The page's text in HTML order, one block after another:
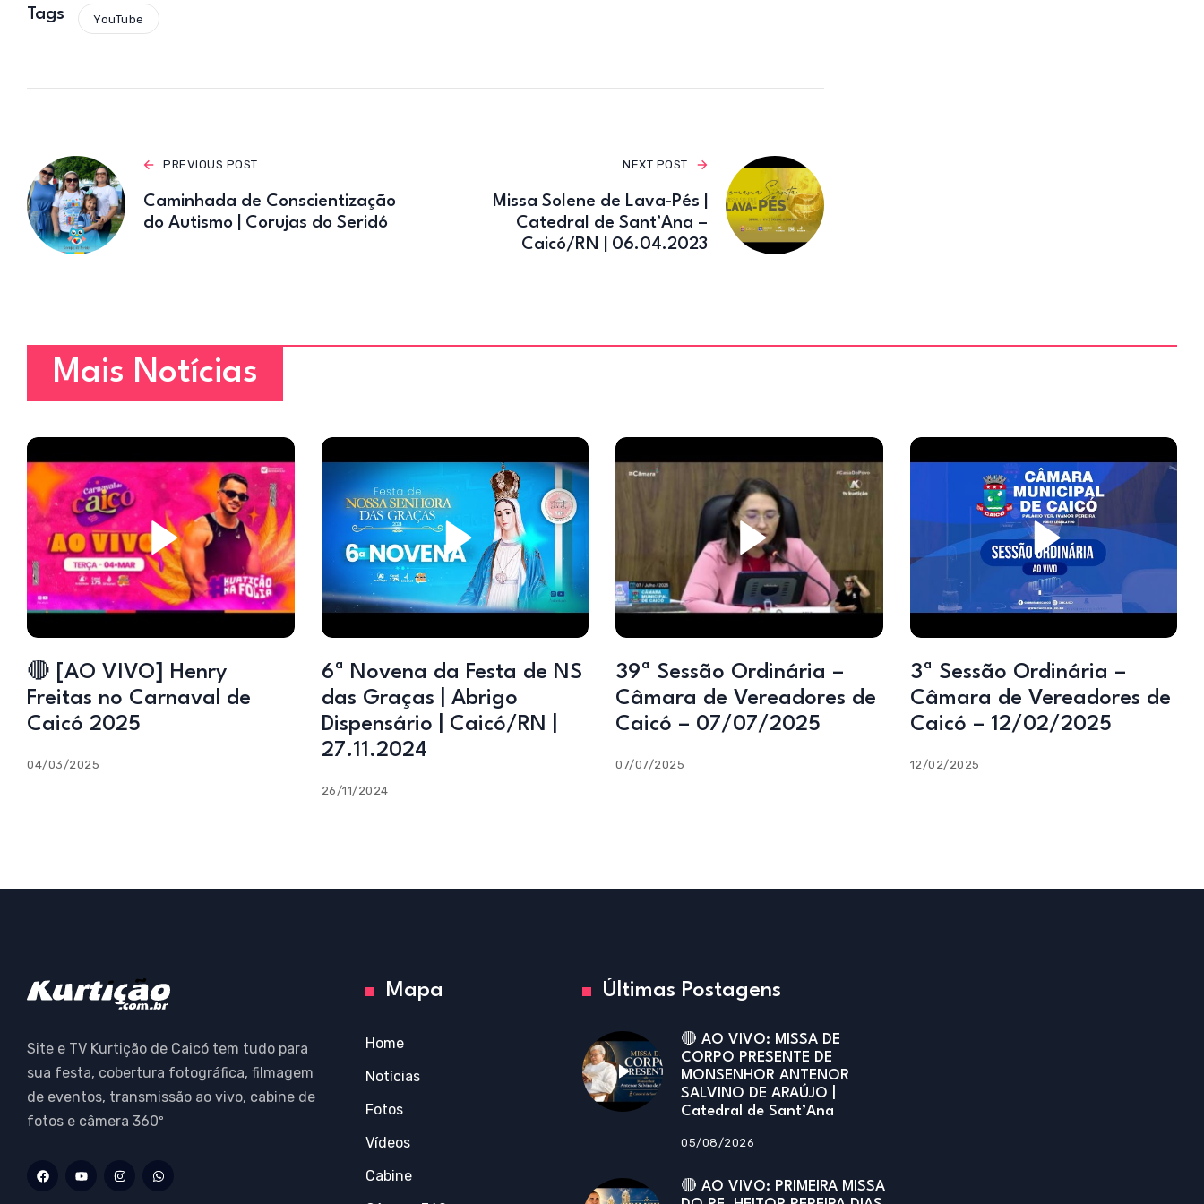
Tags YouTube
PREVIOUS POST
Caminhada de Conscientização
do Autismo | Corujas do Seridó
NEXT POST
Missa Solene de Lava-Pés |
Catedral de Sant’Ana –
Caicó/RN | 06.04.2023
Mais Notícias
🔴 [AO VIVO] Henry
Freitas no Carnaval de
Caicó 2025
04/03/2025
6ª Novena da Festa de NS
das Graças | Abrigo
Dispensário | Caicó/RN |
27.11.2024
26/11/2024
39ª Sessão Ordinária –
Câmara de Vereadores de
Caicó – 07/07/2025
07/07/2025
3ª Sessão Ordinária –
Câmara de Vereadores de
Caicó – 12/02/2025
12/02/2025
Site e TV Kurtição de Caicó tem tudo para
sua festa, cobertura fotográfica, filmagem
de eventos, transmissão ao vivo, cabine de
fotos e câmera 360º
Mapa
Home
Notícias
Fotos
Vídeos
Cabine
Últimas Postagens
🔴 AO VIVO: MISSA DE
CORPO PRESENTE DE
MONSENHOR ANTENOR
SALVINO DE ARAÚJO |
Catedral de Sant’Ana
05/08/2026
🔴 AO VIVO: PRIMEIRA MISSA